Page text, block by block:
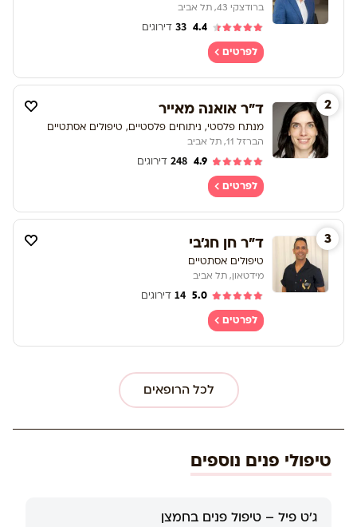
ברודצקי 43, תל אביב
4.4
33 דירוגים
לפרטים
ד"ר אואנה מאייר
מנתח פלסטי, ניתוחים פלסטיים, טיפולים אסתטיים
הברזל 11, תל אביב
4.9
248 דירוגים
2
לפרטים
ד"ר חן חג'בי
טיפולים אסתטיים
מידטאון, תל אביב
5.0
14 דירוגים
3
לפרטים
לכל הרופאים
טיפולי פנים נוספים
ג’ט פיל – טיפול פנים בחמצן